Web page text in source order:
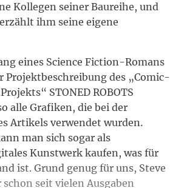
Kollegen seiner Baureihe, und
ihm seine eigene
eines Science Fiction-Romans
Projektbeschreibung des „Comic-
STONED ROBOTS
alle Grafiken, die bei der
Artikels verwendet wurden.
man sich sogar als
Kunstwerk kaufen, was für
ist. Grund genug für uns, Steve
seit vielen Ausgaben